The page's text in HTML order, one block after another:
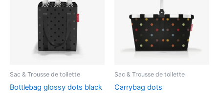
Sac & Trousse de toilette
Bottlebag glossy dots black
Sac & Trousse de toilette
Carrybag dots